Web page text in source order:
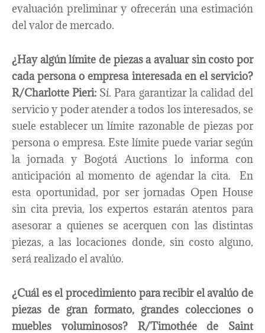
evaluación preliminar y ofrecerán una estimación
del valor de mercado.
¿Hay algún límite de piezas a avaluar sin costo por
cada persona o empresa interesada en el servicio?
R/Charlotte Pieri: Sí. Para garantizar la calidad del
servicio y poder atender a todos los interesados, se
suele establecer un límite razonable de piezas por
persona o empresa. Este límite puede variar según
la jornada y Bogotá Auctions lo informa con
anticipación al momento de agendar la cita. En
esta oportunidad, por ser jornadas Open House
sin cita previa, los expertos estarán atentos para
asesorar a quienes se acerquen con las distintas
piezas, a las locaciones donde, sin costo alguno,
será realizado el avalúo.
¿Cuál es el procedimiento para recibir el avalúo de
piezas de gran formato, grandes colecciones o
muebles voluminosos? R/Timothée de Saint